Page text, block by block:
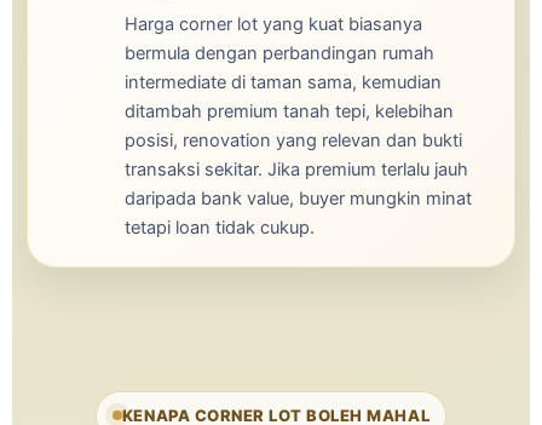
Harga corner lot yang kuat biasanya
bermula dengan perbandingan rumah
intermediate di taman sama, kemudian
ditambah premium tanah tepi, kelebihan
posisi, renovation yang relevan dan bukti
transaksi sekitar. Jika premium terlalu jauh
daripada bank value, buyer mungkin minat
tetapi loan tidak cukup.
KENAPA CORNER LOT BOLEH MAHAL